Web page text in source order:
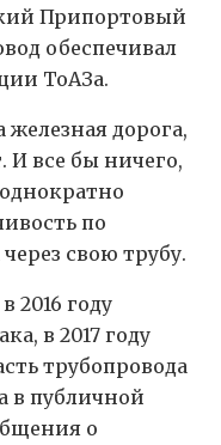
Припортовый
обеспечивал
ТоАЗа.
железная дорога,
И все бы ничего,
по
свою трубу.
2016 году
в 2017 году
трубопровода
в публичной
о